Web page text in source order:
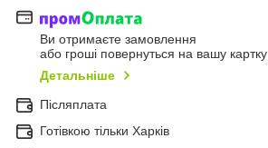
Ви отримаєте замовлення
або гроші повернуться на вашу картку
Детальніше
Післяплата
Готівкою тільки Харків